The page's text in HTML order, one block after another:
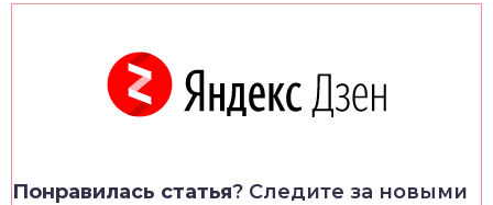
Понравилась статья? Следите за новыми